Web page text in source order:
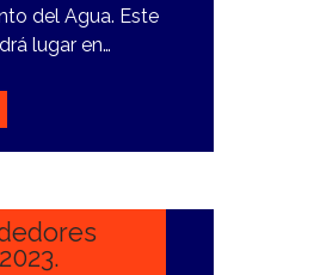
del Agua. Este
lugar en…